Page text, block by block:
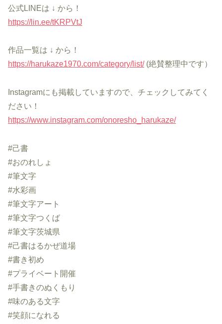
公式LINEは ↓ から！
https://lin.ee/tKRPVtJ
作品一覧は ↓ から！
https://harukaze1970.com/category/list/(絶賛整理中です）
Instagramにも掲載していますので、チェックしてみてく
ださい！
https://www.instagram.com/onoresho_harukaze/
#己書
#おのれしょ
#筆文字
#水彩画
#筆文字アート
#筆文字つくば
#筆文字茨城県
#己書はるかぜ道場
#書き初め
#プライベート開催
#手書きのぬくもり
#味のある文字
#笑顔になれる